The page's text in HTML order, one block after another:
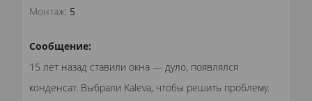
Монтаж: 5
Сообщение:
15 лет назад ставили окна — дуло, появлялся
конденсат. Выбрали Kaleva, чтобы решить проблему.